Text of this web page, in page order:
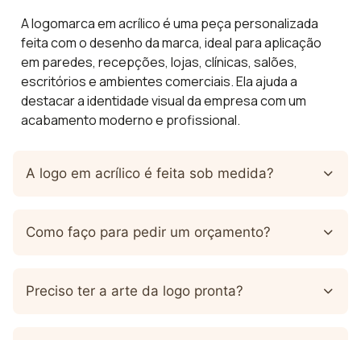
A logomarca em acrílico é uma peça personalizada
feita com o desenho da marca, ideal para aplicação
em paredes, recepções, lojas, clínicas, salões,
escritórios e ambientes comerciais. Ela ajuda a
destacar a identidade visual da empresa com um
acabamento moderno e profissional.
A logo em acrílico é feita sob medida?
Como faço para pedir um orçamento?
Preciso ter a arte da logo pronta?